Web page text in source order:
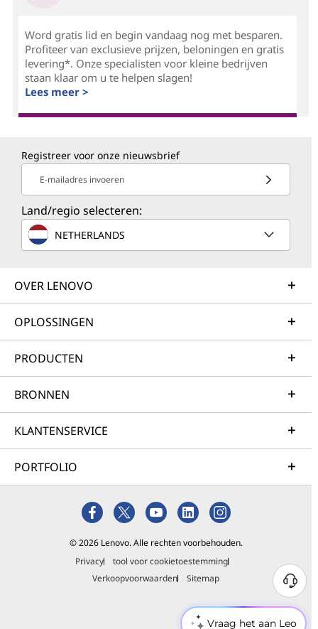
Vraag het aan Leo
Word gratis lid en begin vandaag nog met besparen.
Profiteer van exclusieve prijzen, beloningen en gratis
levering*. Onze specialisten voor kleine bedrijven
staan klaar om u te helpen slagen!
Lees meer >
Registreer voor onze nieuwsbrief
E-mailadres invoeren
Land/regio selecteren:
NETHERLANDS
OVER LENOVO
OPLOSSINGEN
PRODUCTEN
BRONNEN
KLANTENSERVICE
PORTFOLIO
© 2026 Lenovo. Alle rechten voorbehouden.
Privacy
tool voor cookietoestemming
Verkoopvoorwaarden
Sitemap